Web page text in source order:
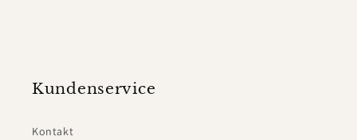
Kundenservice
Kontakt